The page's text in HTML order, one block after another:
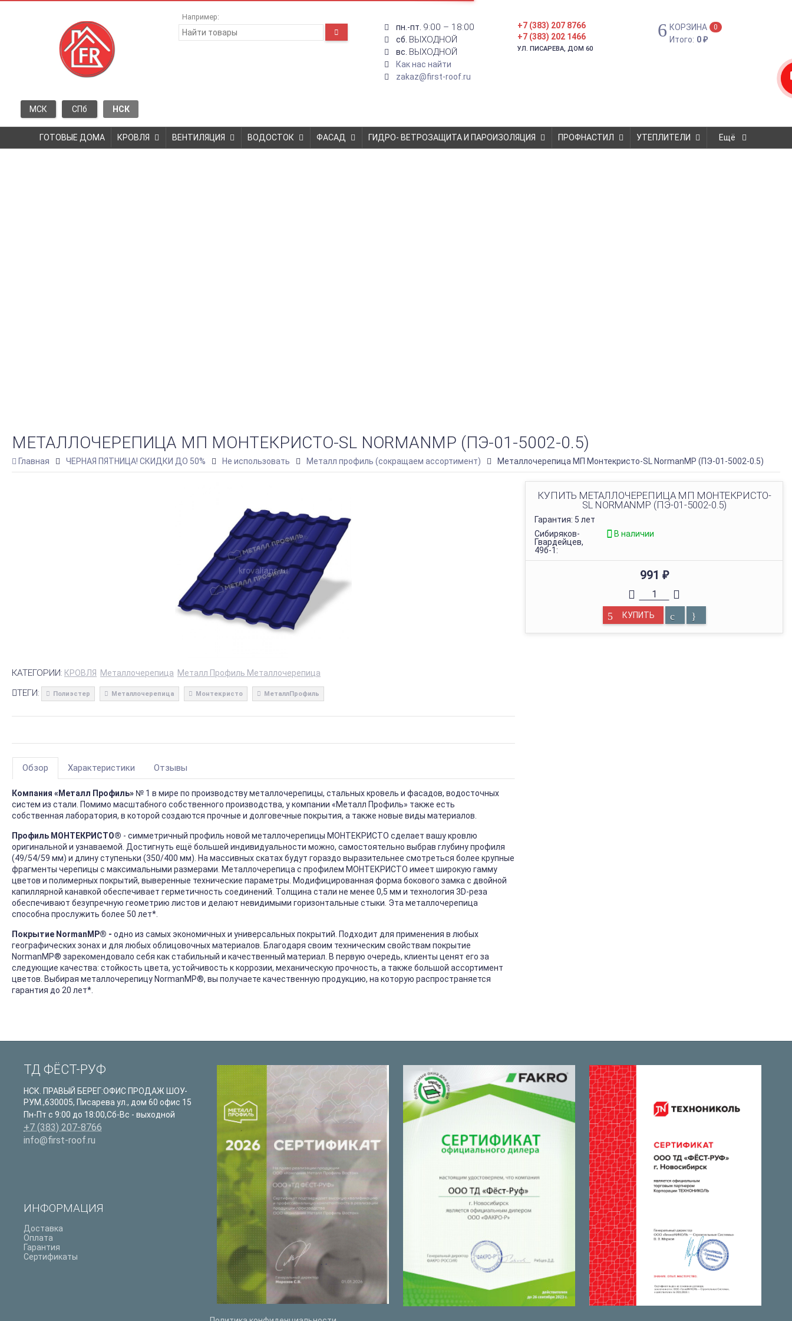
МСК СПб НСК
Например:
пн.-пт. 9:00 – 18:00
сб. ВЫХОДНОЙ
вс. ВЫХОДНОЙ
Как нас найти
zakaz@first-roof.ru
+7 (383) 207 8766
+7 (383) 202 1466
УЛ. ПИСАРЕВА, ДОМ 60
КОРЗИНА 0
Итого: 0₽
ГОТОВЫЕ ДОМА КРОВЛЯ ВЕНТИЛЯЦИЯ ВОДОСТОК ФАСАД ГИДРО- ВЕТРОЗАЩИТА И ПАРОИЗОЛЯЦИЯ ПРОФНАСТИЛ УТЕПЛИТЕЛИ Ещё
МЕТАЛЛОЧЕРЕПИЦА МП МОНТЕКРИСТО-SL NORMANMP (ПЭ-01-5002-0.5)
Главная ЧЕРНАЯ ПЯТНИЦА! СКИДКИ ДО 50% Не использовать Металл профиль (сокращаем ассортимент) Металлочерепица МП Монтекристо-SL NormanMP (ПЭ-01-5002-0.5)
КУПИТЬ МЕТАЛЛОЧЕРЕПИЦА МП МОНТЕКРИСТО-
SL NORMANMP (ПЭ-01-5002-0.5)
Гарантия: 5 лет
Сибиряков-
Гвардейцев,
49б-1:
В наличии
991 ₽
КУПИТЬ
КАТЕГОРИИ: КРОВЛЯ Металлочерепица Металл Профиль Металлочерепица
ТЕГИ: Полиэстер Металлочерепица Монтекристо МеталлПрофиль
Обзор Характеристики Отзывы
Компания «Металл Профиль» № 1 в мире по производству металлочерепицы, стальных кровель и фасадов, водосточных
систем из стали. Помимо масштабного собственного производства, у компании «Металл Профиль» также есть
собственная лаборатория, в которой создаются прочные и долговечные покрытия, а также новые виды материалов.
Профиль МОНТЕКРИСТО® - симметричный профиль новой металлочерепицы МОНТЕКРИСТО сделает вашу кровлю
оригинальной и узнаваемой. Достигнуть ещё большей индивидуальности можно, самостоятельно выбрав глубину профиля
(49/54/59 мм) и длину ступеньки (350/400 мм). На массивных скатах будут гораздо выразительнее смотреться более крупные
фрагменты черепицы с максимальными размерами. Металлочерепица с профилем МОНТЕКРИСТО имеет широкую гамму
цветов и полимерных покрытий, выверенные технические параметры. Модифицированная форма бокового замка с двойной
капиллярной канавкой обеспечивает герметичность соединений. Толщина стали не менее 0,5 мм и технология 3D-реза
обеспечивают безупречную геометрию листов и делают невидимыми горизонтальные стыки. Эта металлочерепица
способна прослужить более 50 лет*.
Покрытие NormanMP® - одно из самых экономичных и универсальных покрытий. Подходит для применения в любых
географических зонах и для любых облицовочных материалов. Благодаря своим техническим свойствам покрытие
NormanMP® зарекомендовало себя как стабильный и качественный материал. В первую очередь, клиенты ценят его за
следующие качества: стойкость цвета, устойчивость к коррозии, механическую прочность, а также большой ассортимент
цветов. Выбирая металлочерепицу NormanMP®, вы получаете качественную продукцию, на которую распространяется
гарантия до 20 лет*.
ТД ФЁСТ-РУФ
НСК. ПРАВЫЙ БЕРЕГ:ОФИС ПРОДАЖ ШОУ-
РУМ.,630005, Писарева ул., дом 60 офис 15
Пн-Пт с 9:00 до 18:00,Сб-Вс - выходной
+7 (383) 207-8766
info@first-roof.ru
ИНФОРМАЦИЯ
Доставка
Оплата
Гарантия
Сертификаты